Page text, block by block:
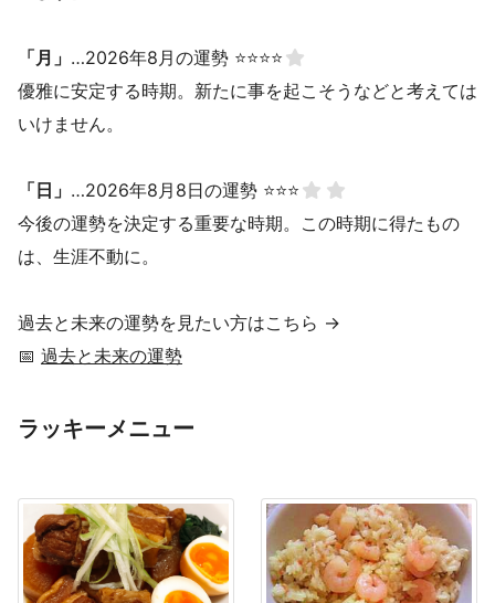
「月」 …2026年8月の運勢 ⭐⭐⭐⭐
優雅に安定する時期。新たに事を起こそうなどと考えては
いけません。
「日」 …2026年8月8日の運勢 ⭐⭐⭐
今後の運勢を決定する重要な時期。この時期に得たもの
は、生涯不動に。
過去と未来の運勢を見たい方はこちら →
📅 過去と未来の運勢
ラッキーメニュー